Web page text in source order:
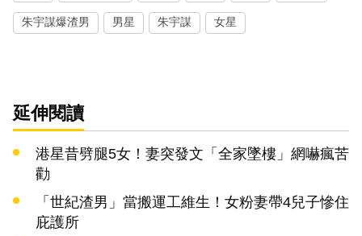
朱宇謀爆渣男 男星 朱宇謀 女星
延伸閱讀
港星昔劈腿5女！妻突發文「全家墜樓」網嚇瘋苦
勸
「世紀渣男」當搬運工維生！女粉妻帶4兒子慘住
庇護所